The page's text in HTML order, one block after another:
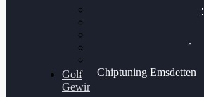
Bilgenroth Performance
Chiptuning Schüttorf
Chiptuning Emsdetten
Golf
Gewinnspiel